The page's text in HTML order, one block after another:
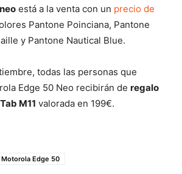
está a la venta con un precio de
Pantone Poinciana, Pantone
y Pantone Nautical Blue.
todas las personas que
Edge 50 Neo recibirán de regalo
M11 valorada en 199€.
Motorola Edge 50